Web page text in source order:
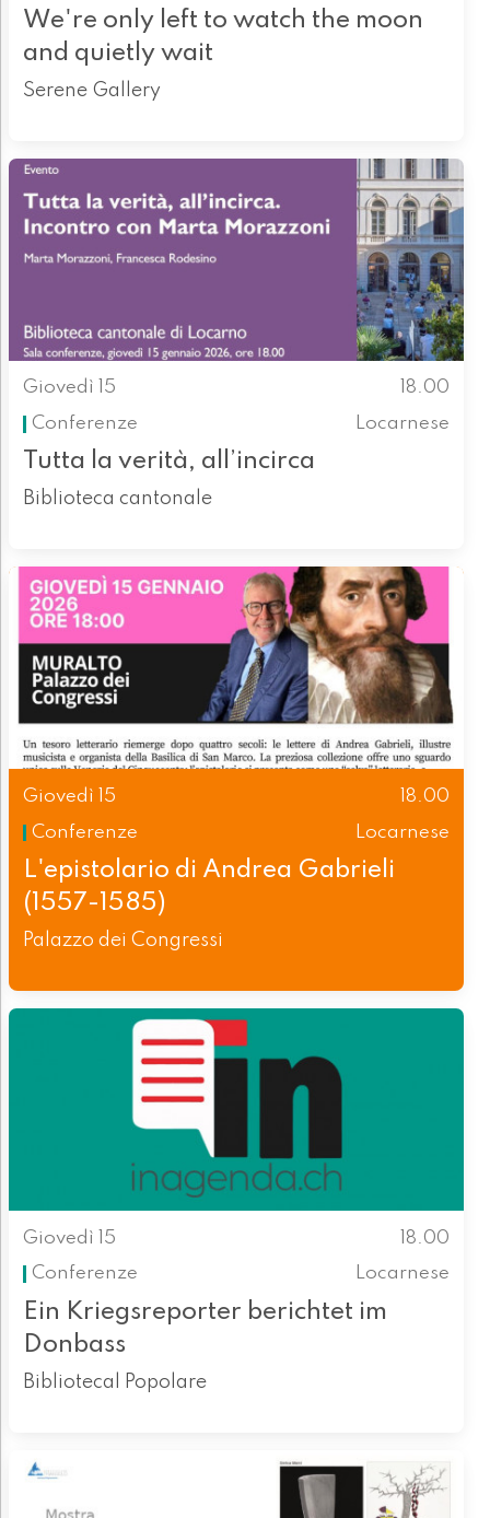
We're only left to watch the moon
and quietly wait
Serene Gallery
Giovedì 15
18.00
Conferenze
Locarnese
Tutta la verità, all’incirca
Biblioteca cantonale
Giovedì 15
18.00
Conferenze
Locarnese
L'epistolario di Andrea Gabrieli
(1557-1585)
Palazzo dei Congressi
Giovedì 15
18.00
Conferenze
Locarnese
Ein Kriegsreporter berichtet im
Donbass
Bibliotecal Popolare